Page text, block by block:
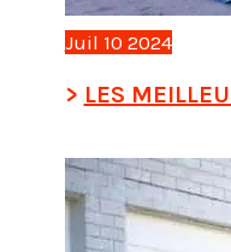
Juil 10 2024
LES